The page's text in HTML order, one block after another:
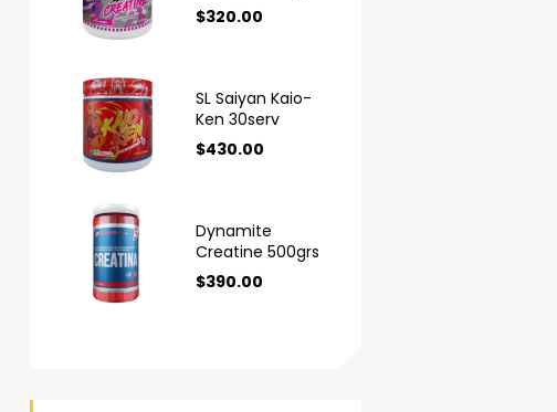
$320.00
SL Saiyan Kaio-
Ken 30serv
$430.00
Dynamite
Creatine 500grs
$390.00